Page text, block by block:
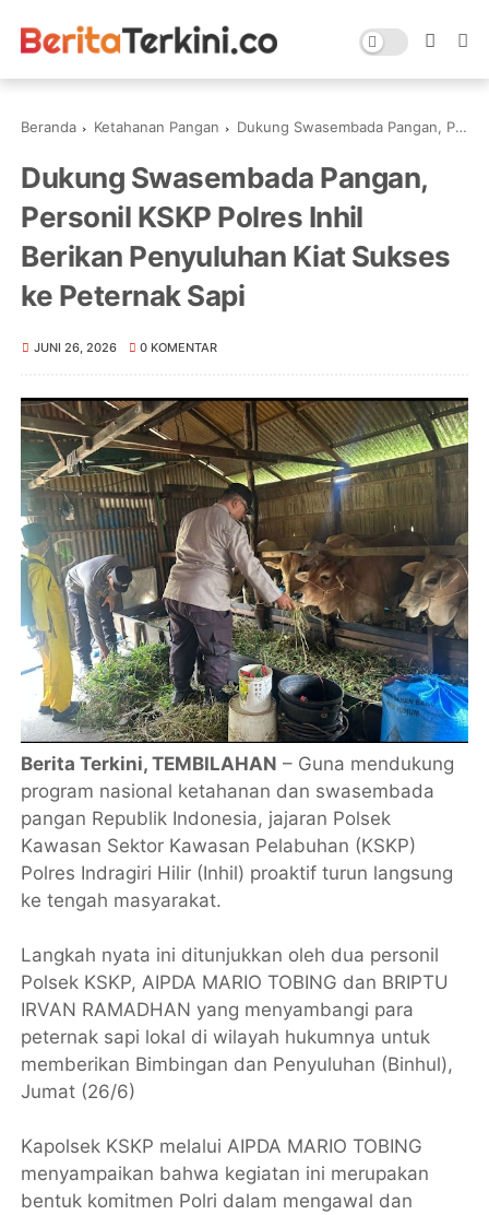
Beranda Ketahanan Pangan Dukung Swasembada Pangan, Personil KSKP Polres Inhil Berikan Penyuluhan Kiat Sukses ke Peternak Sapi
Dukung Swasembada Pangan,
Personil KSKP Polres Inhil
Berikan Penyuluhan Kiat Sukses
ke Peternak Sapi
JUNI 26, 2026 0 KOMENTAR
Berita Terkini, ​TEMBILAHAN – Guna mendukung
program nasional ketahanan dan swasembada
pangan Republik Indonesia, jajaran Polsek
Kawasan Sektor Kawasan Pelabuhan (KSKP)
Polres Indragiri Hilir (Inhil) proaktif turun langsung
ke tengah masyarakat.
​Langkah nyata ini ditunjukkan oleh dua personil
Polsek KSKP, AIPDA MARIO TOBING dan BRIPTU
IRVAN RAMADHAN yang menyambangi para
peternak sapi lokal di wilayah hukumnya untuk
memberikan Bimbingan dan Penyuluhan (Binhul),
Jumat (26/6)
​Kapolsek KSKP melalui AIPDA MARIO TOBING
menyampaikan bahwa kegiatan ini merupakan
bentuk komitmen Polri dalam mengawal dan